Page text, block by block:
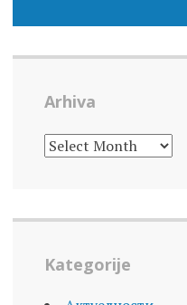
Arhiva
ARHIVA
Kategorije